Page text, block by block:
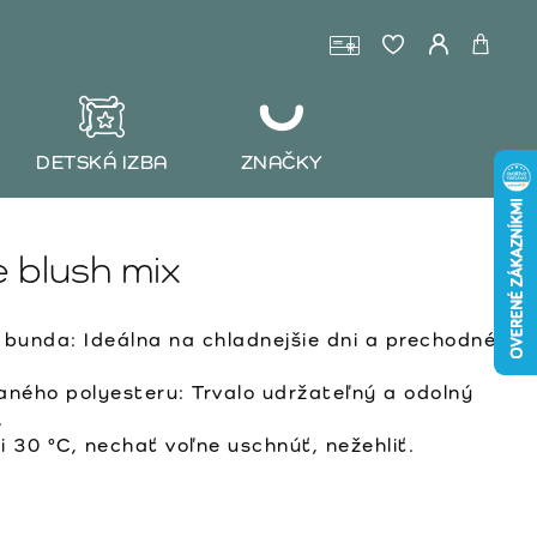
DETSKÁ IZBA ZNAČKY
blush mix
Ideálna na chladnejšie dni a prechodné
polyesteru: Trvalo udržateľný a odolný
°C, nechať voľne uschnúť, nežehliť.